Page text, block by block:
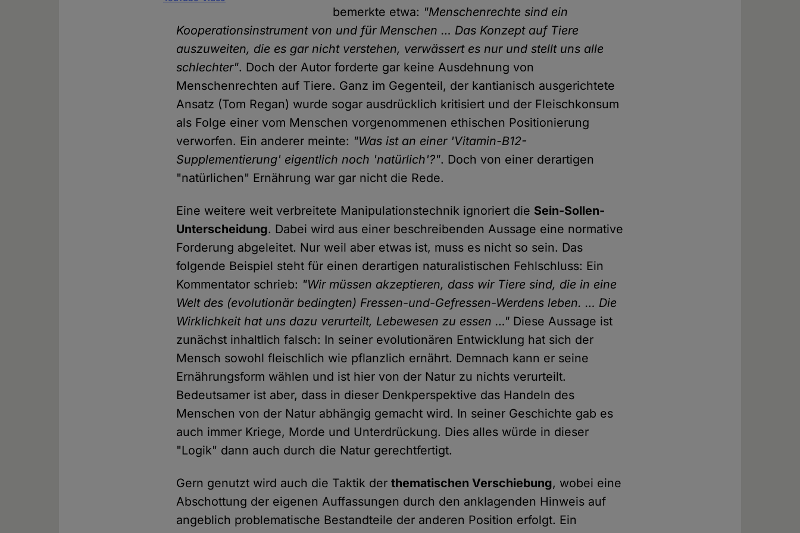
bemerkte etwa: "Menschenrechte sind ein
Kooperationsinstrument von und für Menschen … Das Konzept auf Tiere
auszuweiten, die es gar nicht verstehen, verwässert es nur und stellt uns alle
schlechter". Doch der Autor forderte gar keine Ausdehnung von
Menschenrechten auf Tiere. Ganz im Gegenteil, der kantianisch ausgerichtete
Ansatz (Tom Regan) wurde sogar ausdrücklich kritisiert und der Fleischkonsum
als Folge einer vom Menschen vorgenommenen ethischen Positionierung
verworfen. Ein anderer meinte: "Was ist an einer 'Vitamin-B12-
Supplementierung' eigentlich noch 'natürlich'?". Doch von einer derartigen
"natürlichen" Ernährung war gar nicht die Rede.
Eine weitere weit verbreitete Manipulationstechnik ignoriert die Sein-Sollen-
Unterscheidung. Dabei wird aus einer beschreibenden Aussage eine normative
Forderung abgeleitet. Nur weil aber etwas ist, muss es nicht so sein. Das
folgende Beispiel steht für einen derartigen naturalistischen Fehlschluss: Ein
Kommentator schrieb: "Wir müssen akzeptieren, dass wir Tiere sind, die in eine
Welt des (evolutionär bedingten) Fressen-und-Gefressen-Werdens leben. … Die
Wirklichkeit hat uns dazu verurteilt, Lebewesen zu essen …" Diese Aussage ist
zunächst inhaltlich falsch: In seiner evolutionären Entwicklung hat sich der
Mensch sowohl fleischlich wie pflanzlich ernährt. Demnach kann er seine
Ernährungsform wählen und ist hier von der Natur zu nichts verurteilt.
Bedeutsamer ist aber, dass in dieser Denkperspektive das Handeln des
Menschen von der Natur abhängig gemacht wird. In seiner Geschichte gab es
auch immer Kriege, Morde und Unterdrückung. Dies alles würde in dieser
"Logik" dann auch durch die Natur gerechtfertigt.
Gern genutzt wird auch die Taktik derthematischen Verschiebung, wobei eine
Abschottung der eigenen Auffassungen durch den anklagenden Hinweis auf
angeblich problematische Bestandteile der anderen Position erfolgt. Ein